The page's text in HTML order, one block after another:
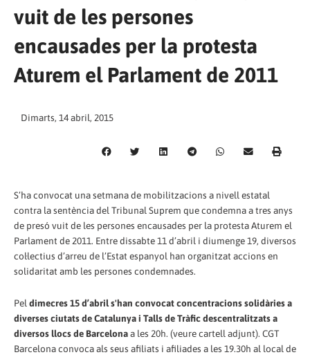
vuit de les persones
encausades per la protesta
Aturem el Parlament de 2011
Dimarts, 14 abril, 2015
S’ha convocat una setmana de mobilitzacions a nivell estatal
contra la sentència del Tribunal Suprem que condemna a tres anys
de presó vuit de les persones encausades per la protesta Aturem el
Parlament de 2011. Entre dissabte 11 d’abril i diumenge 19, diversos
col·lectius d’arreu de l’Estat espanyol han organitzat accions en
solidaritat amb les persones condemnades.
Pel dimecres 15 d’abril s'han convocat concentracions solidàries a
diverses ciutats de Catalunya i Talls de Tràfic descentralitzats a
diversos llocs de Barcelonaa les 20h. (veure cartell adjunt). CGT
Barcelona convoca als seus afiliats i afiliades a les 19.30h al local de